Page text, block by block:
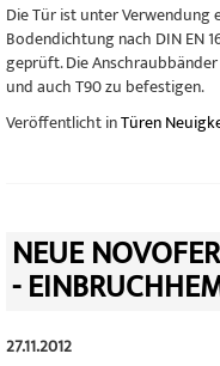
Die Tür ist unter Verwendung
Bodendichtungnach DIN EN
geprüft. Die Anschraubbänder
und auch T90 zu befestigen.
Veröffentlicht inTüren
NEUE
-
27.11.2012